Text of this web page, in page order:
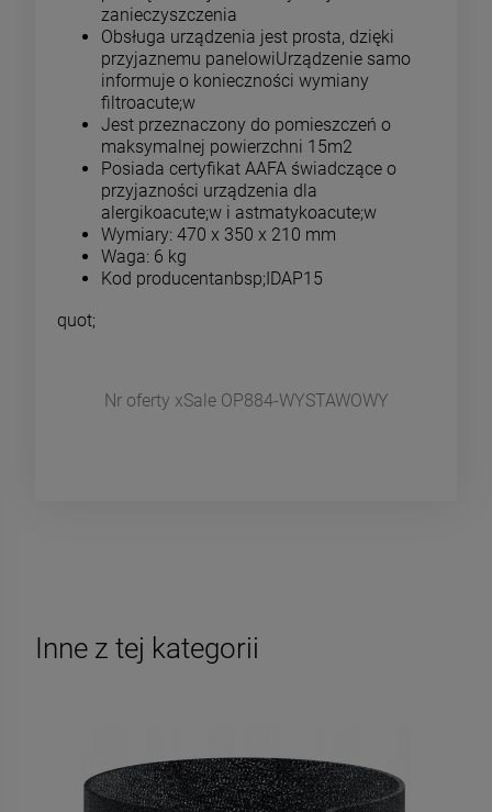
zanieczyszczenia
Obsługa urządzenia jest prosta, dzięki
przyjaznemu panelowiUrządzenie samo
informuje o konieczności wymiany
filtroacute;w
Jest przeznaczony do pomieszczeń o
maksymalnej powierzchni 15m2
Posiada certyfikat AAFA świadczące o
przyjazności urządzenia dla
alergikoacute;w i astmatykoacute;w
Wymiary: 470 x 350 x 210 mm
Waga: 6 kg
Kod producentanbsp;IDAP15
quot;
Nr oferty xSale OP884-WYSTAWOWY
Inne z tej kategorii